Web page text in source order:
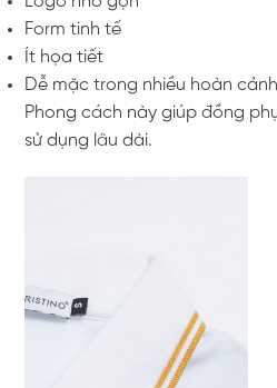
Form tinh tế
Ít họa tiết
Dễ mặc trong nhiều hoàn cảnh
Phong cách này giúp đồng
sử dụng lâu dài.